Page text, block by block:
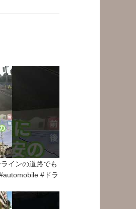
インの道路でも
#ドラ